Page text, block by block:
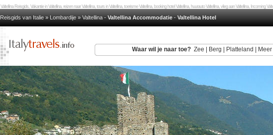
Valtellina Reisgids, Vakantie in Valtellina, reizen naar Valtellina, tours in Valtellina, toerisme Valtellina, booking hotel Valtellina, huurauto Valtellina, vlieg aan Valtellina, Incoming
Reisgids van Italie » Lombardije » Valtellina - Valtellina Accommodatie - Valtellina Hotel
Waar wil je naar toe? Zee Berg Platteland Meer